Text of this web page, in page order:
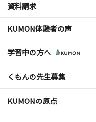
資料請求
KUMON体験者の声
学習中の方へ
くもんの先生募集
KUMONの原点